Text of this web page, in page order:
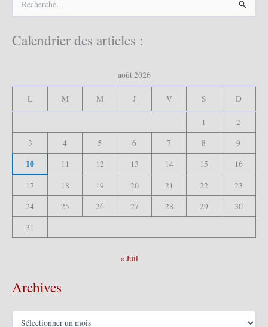
h
e
Calendrier des articles :
août 2026
L M M J V S D
1
2
3
4 5 6 7 8 9
10 11 12 13 14 15
16
17
18 19 20 21 22
23
24
25 26 27 28 29
30
31
« Juil
Archives